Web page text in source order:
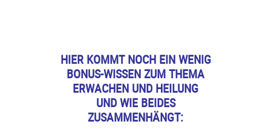
HIER KOMMT NOCH EIN WENIG
BONUS-WISSEN ZUM THEMA
ERWACHEN UND HEILUNG
UND WIE BEIDES
ZUSAMMENHÄNGT: